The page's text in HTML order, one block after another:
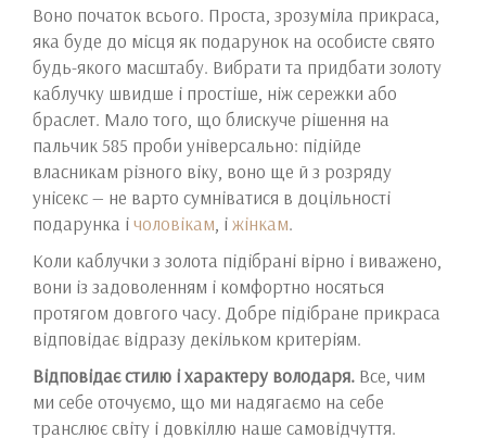
Воно початок всього. Проста, зрозуміла прикраса,
яка буде до місця як подарунок на особисте свято
будь-якого масштабу. Вибрати та придбати золоту
каблучку швидше і простіше, ніж сережки або
браслет. Мало того, що блискуче рішення на
пальчик 585 проби універсально: підійде
власникам різного віку, воно ще й з розряду
унісекс — не варто сумніватися в доцільності
подарунка ічоловікам, іжінкам.
Коли каблучки з золота підібрані вірно і виважено,
вони із задоволенням і комфортно носяться
протягом довгого часу. Добре підібране прикраса
відповідає відразу декільком критеріям.
Відповідає стилю і характеру володаря. Все, чим
ми себе оточуємо, що ми надягаємо на себе
транслює світу і довкіллю наше самовідчуття.